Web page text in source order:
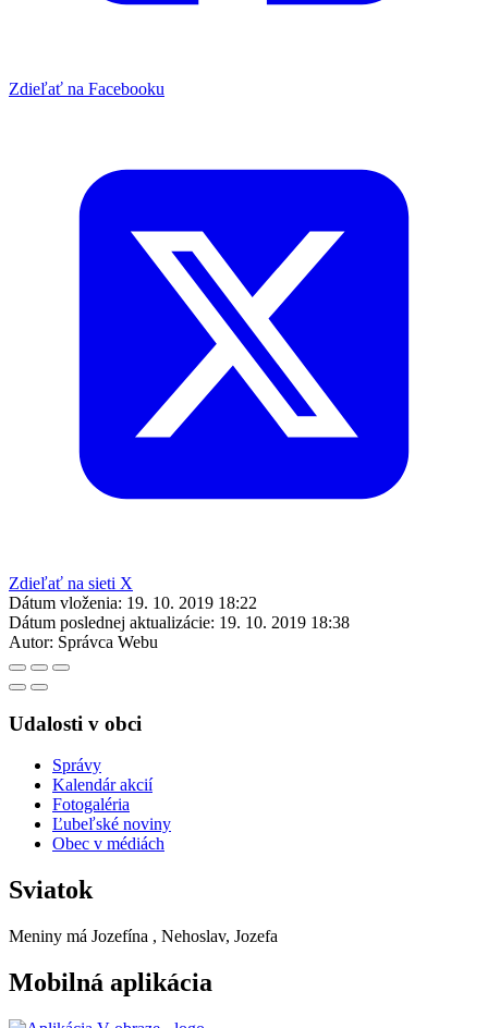
Zdieľať na Facebooku
Zdieľať na sieti X
Dátum vloženia: 19. 10. 2019 18:22
Dátum poslednej aktualizácie: 19. 10. 2019 18:38
Autor: Správca Webu
Udalosti v obci
Správy
Kalendár akcií
Fotogaléria
Ľubeľské noviny
Obec v médiách
Sviatok
Meniny má Jozefína , Nehoslav, Jozefa
Mobilná aplikácia